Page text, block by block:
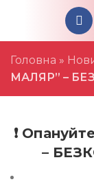
Головна »
МАЛЯР” –
❗️
–
ПРОФБУД -